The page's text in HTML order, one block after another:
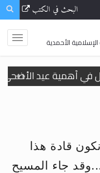
البحث في الكتب
الأحمدية
في أهمية عيد
الجماعة >> المزيد
الجماعة >> المزيد
قادة هذا
جاء المسيح